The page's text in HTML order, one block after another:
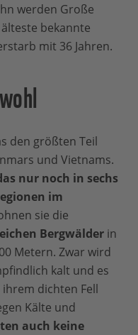
werden Große
bekannte
mit 36 Jahren.
den größten Teil
und Vietnams.
nur noch in sechs
im
sie die
Bergwälder in
Metern. Zwar wird
kalt und es
dichten Fell
Kälte und
auch keine